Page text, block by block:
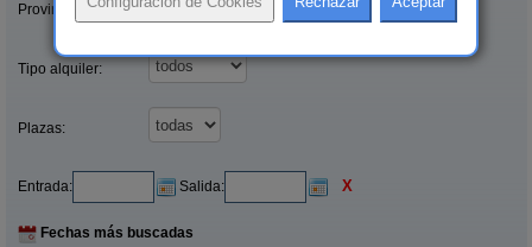
Provincias/Islas:
Tipo alquiler:
Plazas:
Entrada: Salida: X
Fechas más buscadas